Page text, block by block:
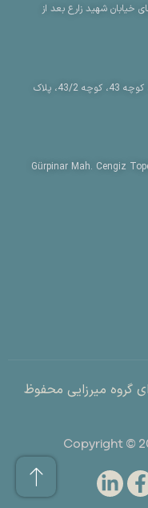
خیابان شهید زارع بعد از
شیراز، خیابان قصرالدشت رحمت آباد، کوچه 43، کوچه 43/2، پلاک
Gürpinar Mah. Cengiz
گروه میرزایی محفوظ